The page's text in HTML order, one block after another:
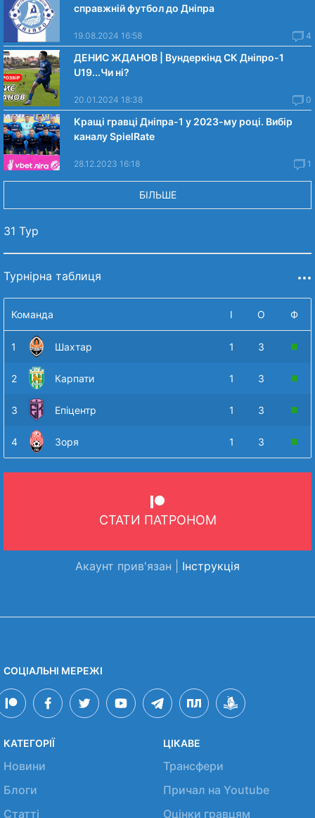
справжній футбол до Дніпра
19.08.2024 16:58 4
ДЕНИС ЖДАНОВ | Вундеркінд СК Дніпро-1
U19...Чи нi?
20.01.2024 18:38 0
Кращі гравці Дніпра-1 у 2023-му році. Вибiр
каналу SpielRate
28.12.2023 16:18 1
БІЛЬШЕ
31 Тур
Турнірна таблиця
Команда І О Ф
1 Шахтар 1 3
2 Карпати 1 3
3 Епіцентр 1 3
4 Зоря 1 3
СТАТИ ПАТРОНОМ
Акаунт прив'язан | Інструкція
СОЦІАЛЬНІ МЕРЕЖІ
КАТЕГОРІЇ
Новини
Блоги
Статті
ЦІКАВЕ
Трансфери
Причал на Youtube
Оцінки гравцям